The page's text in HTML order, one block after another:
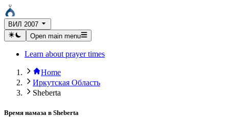
ВИЛ 2007
Open main menu
Learn about prayer times
Home
Иркутская Область
Sheberta
Время намаза в Sheberta